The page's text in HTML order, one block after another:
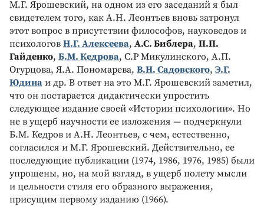
М.Г. Ярошевский, на одном из его заседаний я был
свидетелем того, как А.Н. Леонтьев вновь затронул
этот вопрос в присутствии философов, науковедов и
психологов Н.Г. Алексеева, А.С. Библера, П.П.
Гайденко, Б.М. Кедрова, C.P Микулинского, А.П.
Огурцова, Я.А. Пономарева, В.Н. Садовского, Э.Г.
Юдина и др. В ответ на это М.Г. Ярошевский заметил,
что он постарается дидактически упростить
следующее издание своей «Истории психологии». Но
не в ущерб научности ее изложения — подчеркнули
Б.М. Кедров и А.Н. Леонтьев, с чем, естественно,
согласился и М.Г. Ярошевский. Действительно, ее
последующие публикации (1974, 1986, 1976, 1985) были
упрощены, но, на мой взгляд, в ущерб полету мысли
и цельности стиля его образного выражения,
присущим первому изданию (1966).